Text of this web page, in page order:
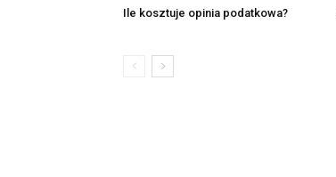
Ile kosztuje opinia podatkowa?